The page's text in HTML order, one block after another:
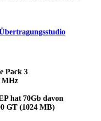
Pack 3
MHz
hat 70Gb davon
GT (1024 MB)